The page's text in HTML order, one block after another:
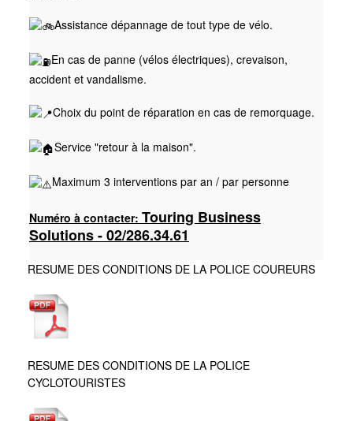
Assistance dépannage de tout type de vélo.
En cas de panne (vélos électriques), crevaison,
accident et vandalisme.
Choix du point de réparation en cas de remorquage.
Service "retour à la maison".
Maximum 3 interventions par an / par personne
Numéro à contacter: Touring Business
Solutions - 02/286.34.61
RESUME DES CONDITIONS DE LA POLICE COUREURS
RESUME DES CONDITIONS DE LA POLICE
CYCLOTOURISTES